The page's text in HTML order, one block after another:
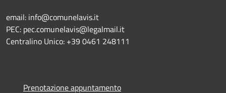
email: info@comunelavis.it
PEC: pec.comunelavis@legalmail.it
Centralino Unico: +39 0461 248111
Prenotazione appuntamento